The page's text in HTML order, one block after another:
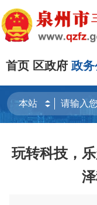
首页 区政府 政
玩转科技，